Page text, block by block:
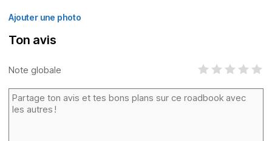
Ajouter une photo
Ton avis
Note globale